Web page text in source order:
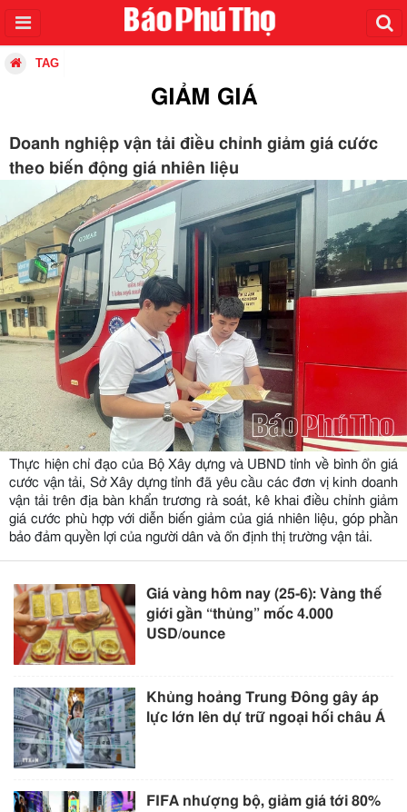
TAG
GIẢM GIÁ
Doanh nghiệp vận tải điều chỉnh giảm giá cước
theo biến động giá nhiên liệu
Thực hiện chỉ đạo của Bộ Xây dựng và UBND tỉnh về bình ổn giá
cước vận tải, Sở Xây dựng tỉnh đã yêu cầu các đơn vị kinh doanh
vận tải trên địa bàn khẩn trương rà soát, kê khai điều chỉnh giảm
giá cước phù hợp với diễn biến giảm của giá nhiên liệu, góp phần
bảo đảm quyền lợi của người dân và ổn định thị trường vận tải.
Giá vàng hôm nay (25-6): Vàng thế
giới gần “thủng” mốc 4.000
USD/ounce
Khủng hoảng Trung Đông gây áp
lực lớn lên dự trữ ngoại hối châu Á
FIFA nhượng bộ, giảm giá tới 80%